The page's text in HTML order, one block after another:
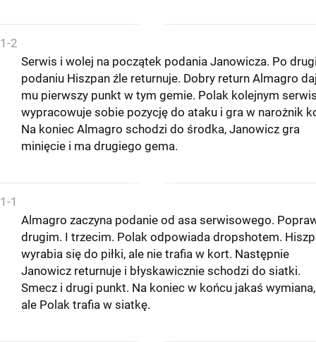
1-2
Serwis i wolej na początek podania Janowicza. Po
podaniu Hiszpan źle returnuje. Dobry return Almagro
mu pierwszy punkt w tym gemie. Polak kolejnym
wypracowuje sobie pozycję do ataku i gra w narożnik
Na koniec Almagro schodzi do środka, Janowicz gra
minięcie i ma drugiego gema.
1-1
Almagro zaczyna podanie od asa serwisowego.
drugim. I trzecim. Polak odpowiada dropshotem.
wyrabia się do piłki, ale nie trafia w kort. Następnie
Janowicz returnuje i błyskawicznie schodzi do siatki.
Smecz i drugi punkt. Na koniec w końcu jakaś wymiana,
ale Polak trafia w siatkę.